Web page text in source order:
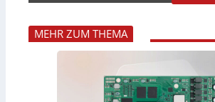
MEHR ZUM THEMA